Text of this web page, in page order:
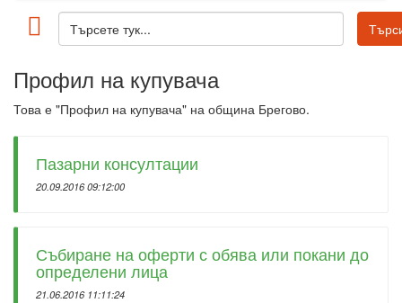
Профил на купувача
Това е "Профил на купувача" на община Брегово.
Пазарни консултации
20.09.2016 09:12:00
Събиране на оферти с обява или покани до
определени лица
21.06.2016 11:11:24